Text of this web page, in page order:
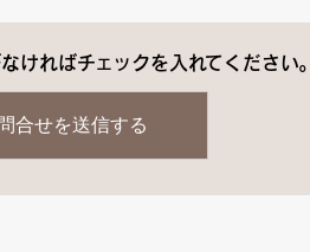
ければチェックを入れてください。